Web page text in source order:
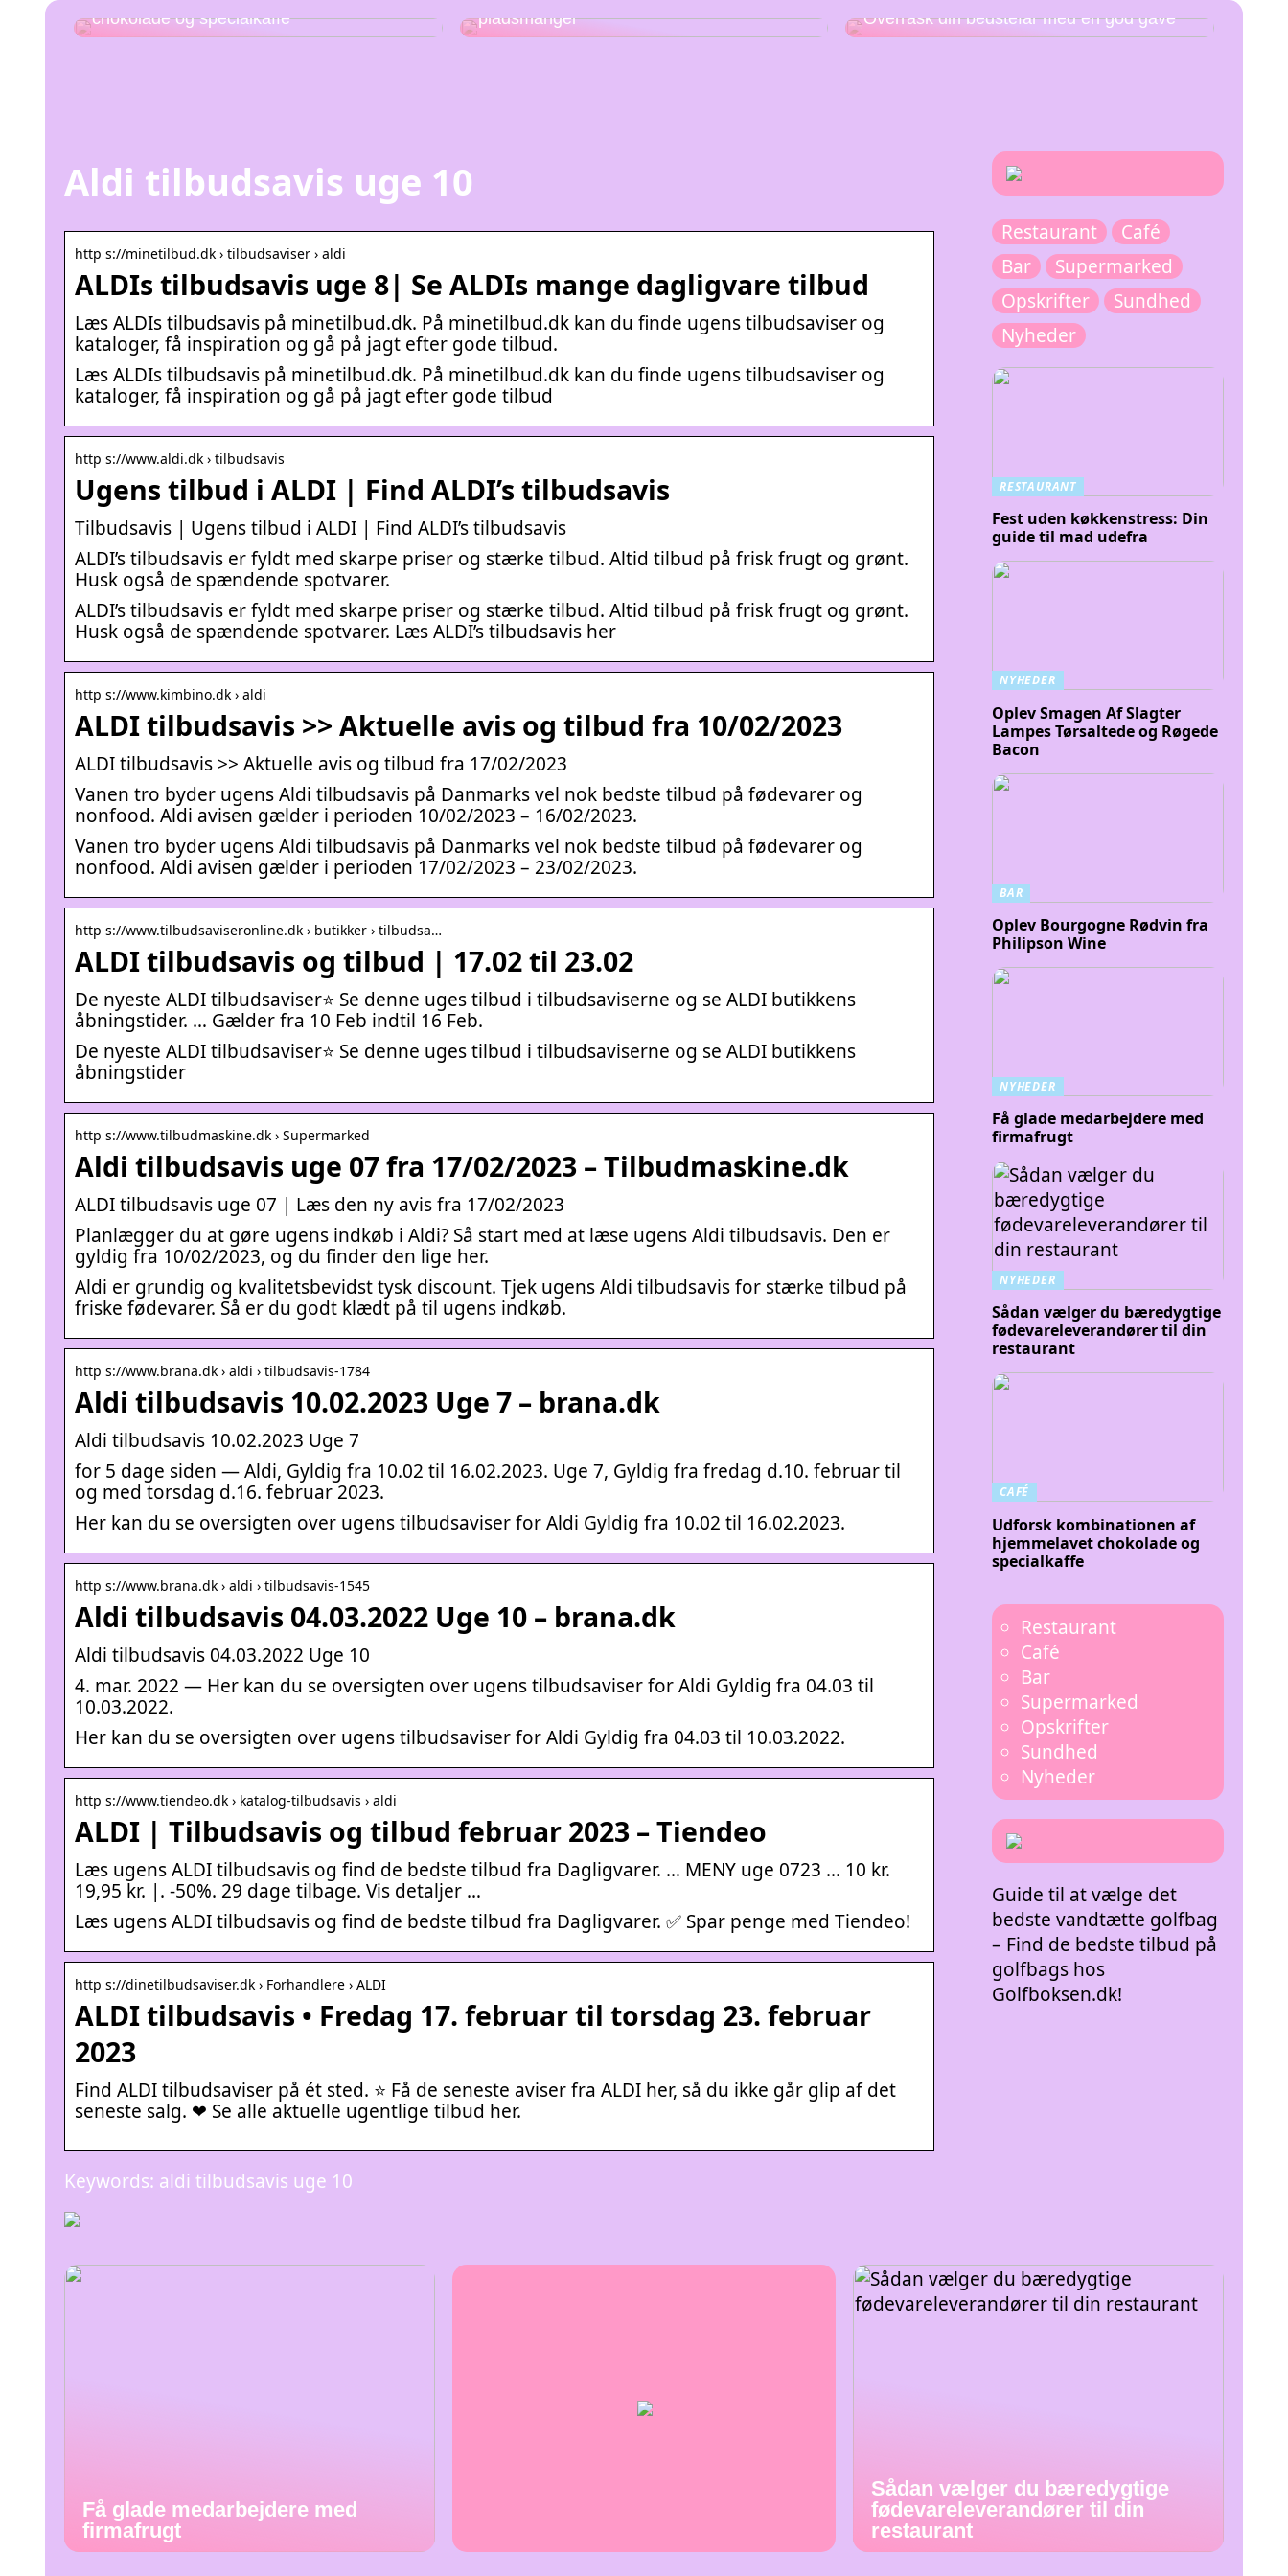
chokolade og specialkaffe
pladsmangel
Overrask din bedstefar med en god gave
Aldi tilbudsavis uge 10
http s://minetilbud.dk › tilbudsaviser › aldi
ALDIs tilbudsavis uge 8| Se ALDIs mange dagligvare tilbud
Læs ALDIs tilbudsavis på minetilbud.dk. På minetilbud.dk kan du finde ugens tilbudsaviser og
kataloger, få inspiration og gå på jagt efter gode tilbud.
Læs ALDIs tilbudsavis på minetilbud.dk. På minetilbud.dk kan du finde ugens tilbudsaviser og
kataloger, få inspiration og gå på jagt efter gode tilbud
http s://www.aldi.dk › tilbudsavis
Ugens tilbud i ALDI | Find ALDI’s tilbudsavis
Tilbudsavis | Ugens tilbud i ALDI | Find ALDI’s tilbudsavis
ALDI’s tilbudsavis er fyldt med skarpe priser og stærke tilbud. Altid tilbud på frisk frugt og grønt.
Husk også de spændende spotvarer.
ALDI’s tilbudsavis er fyldt med skarpe priser og stærke tilbud. Altid tilbud på frisk frugt og grønt.
Husk også de spændende spotvarer. Læs ALDI’s tilbudsavis her
http s://www.kimbino.dk › aldi
ALDI tilbudsavis >> Aktuelle avis og tilbud fra 10/02/2023
ALDI tilbudsavis >> Aktuelle avis og tilbud fra 17/02/2023
Vanen tro byder ugens Aldi tilbudsavis på Danmarks vel nok bedste tilbud på fødevarer og
nonfood. Aldi avisen gælder i perioden 10/02/2023 – 16/02/2023.
Vanen tro byder ugens Aldi tilbudsavis på Danmarks vel nok bedste tilbud på fødevarer og
nonfood. Aldi avisen gælder i perioden 17/02/2023 – 23/02/2023.
http s://www.tilbudsaviseronline.dk › butikker › tilbudsa…
ALDI tilbudsavis og tilbud | 17.02 til 23.02
De nyeste ALDI tilbudsaviser⭐ Se denne uges tilbud i tilbudsaviserne og se ALDI butikkens
åbningstider. … Gælder fra 10 Feb indtil 16 Feb.
De nyeste ALDI tilbudsaviser⭐ Se denne uges tilbud i tilbudsaviserne og se ALDI butikkens
åbningstider
http s://www.tilbudmaskine.dk › Supermarked
Aldi tilbudsavis uge 07 fra 17/02/2023 – Tilbudmaskine.dk
ALDI tilbudsavis uge 07 | Læs den ny avis fra 17/02/2023
Planlægger du at gøre ugens indkøb i Aldi? Så start med at læse ugens Aldi tilbudsavis. Den er
gyldig fra 10/02/2023, og du finder den lige her.
Aldi er grundig og kvalitetsbevidst tysk discount. Tjek ugens Aldi tilbudsavis for stærke tilbud på
friske fødevarer. Så er du godt klædt på til ugens indkøb.
http s://www.brana.dk › aldi › tilbudsavis-1784
Aldi tilbudsavis 10.02.2023 Uge 7 – brana.dk
Aldi tilbudsavis 10.02.2023 Uge 7
for 5 dage siden — Aldi, Gyldig fra 10.02 til 16.02.2023. Uge 7, Gyldig fra fredag d.10. februar til
og med torsdag d.16. februar 2023.
Her kan du se oversigten over ugens tilbudsaviser for Aldi Gyldig fra 10.02 til 16.02.2023.
http s://www.brana.dk › aldi › tilbudsavis-1545
Aldi tilbudsavis 04.03.2022 Uge 10 – brana.dk
Aldi tilbudsavis 04.03.2022 Uge 10
4. mar. 2022 — Her kan du se oversigten over ugens tilbudsaviser for Aldi Gyldig fra 04.03 til
10.03.2022.
Her kan du se oversigten over ugens tilbudsaviser for Aldi Gyldig fra 04.03 til 10.03.2022.
http s://www.tiendeo.dk › katalog-tilbudsavis › aldi
ALDI | Tilbudsavis og tilbud februar 2023 – Tiendeo
Læs ugens ALDI tilbudsavis og find de bedste tilbud fra Dagligvarer. … MENY uge 0723 … 10 kr.
19,95 kr. |. -50%. 29 dage tilbage. Vis detaljer …
Læs ugens ALDI tilbudsavis og find de bedste tilbud fra Dagligvarer. ✅ Spar penge med Tiendeo!
http s://dinetilbudsaviser.dk › Forhandlere › ALDI
ALDI tilbudsavis • Fredag 17. februar til torsdag 23. februar
2023
Find ALDI tilbudsaviser på ét sted. ⭐ Få de seneste aviser fra ALDI her, så du ikke går glip af det
seneste salg. ❤ Se alle aktuelle ugentlige tilbud her.
Keywords: aldi tilbudsavis uge 10
Restaurant
Café
Bar
Supermarked
Opskrifter
Sundhed
Nyheder
RESTAURANT
Fest uden køkkenstress: Din
guide til mad udefra
NYHEDER
Oplev Smagen Af Slagter
Lampes Tørsaltede og Røgede
Bacon
BAR
Oplev Bourgogne Rødvin fra
Philipson Wine
NYHEDER
Få glade medarbejdere med
firmafrugt
NYHEDER
Sådan vælger du bæredygtige
fødevareleverandører til din
restaurant
CAFÉ
Udforsk kombinationen af
hjemmelavet chokolade og
specialkaffe
Restaurant
Café
Bar
Supermarked
Opskrifter
Sundhed
Nyheder
Guide til at vælge det
bedste vandtætte golfbag
– Find de bedste tilbud på
golfbags hos
Golfboksen.dk!
Få glade medarbejdere med
firmafrugt
Sådan vælger du bæredygtige
fødevareleverandører til din
restaurant